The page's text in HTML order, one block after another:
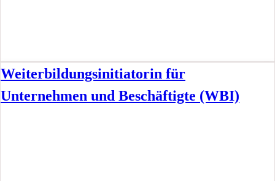
Weiterbildungsinitiatorin für
Unternehmen und Beschäftigte (WBI)